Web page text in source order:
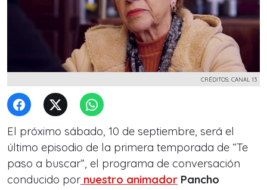
CRÉDITOS: CANAL 13
El próximo sábado, 10 de septiembre, será el
último episodio de la primera temporada de “Te
paso a buscar”, el programa de conversación
conducido por nuestro animador Pancho